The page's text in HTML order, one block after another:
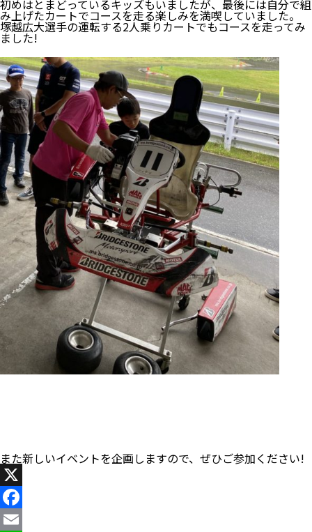
初めはとまどっているキッズもいましたが、最後には自分で組
み上げたカートでコースを走る楽しみを満喫していました。
塚越広大選手の運転する2人乗りカートでもコースを走ってみ
ました!
また新しいイベントを企画しますので、ぜひご参加ください!
X
Facebook